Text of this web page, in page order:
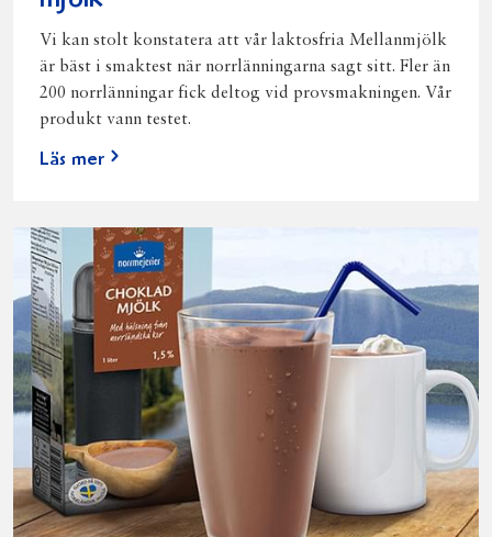
Vi kan stolt konstatera att vår laktosfria Mellanmjölk
är bäst i smaktest när norrlänningarna sagt sitt. Fler än
200 norrlänningar fick deltog vid provsmakningen. Vår
produkt vann testet.
Läs mer